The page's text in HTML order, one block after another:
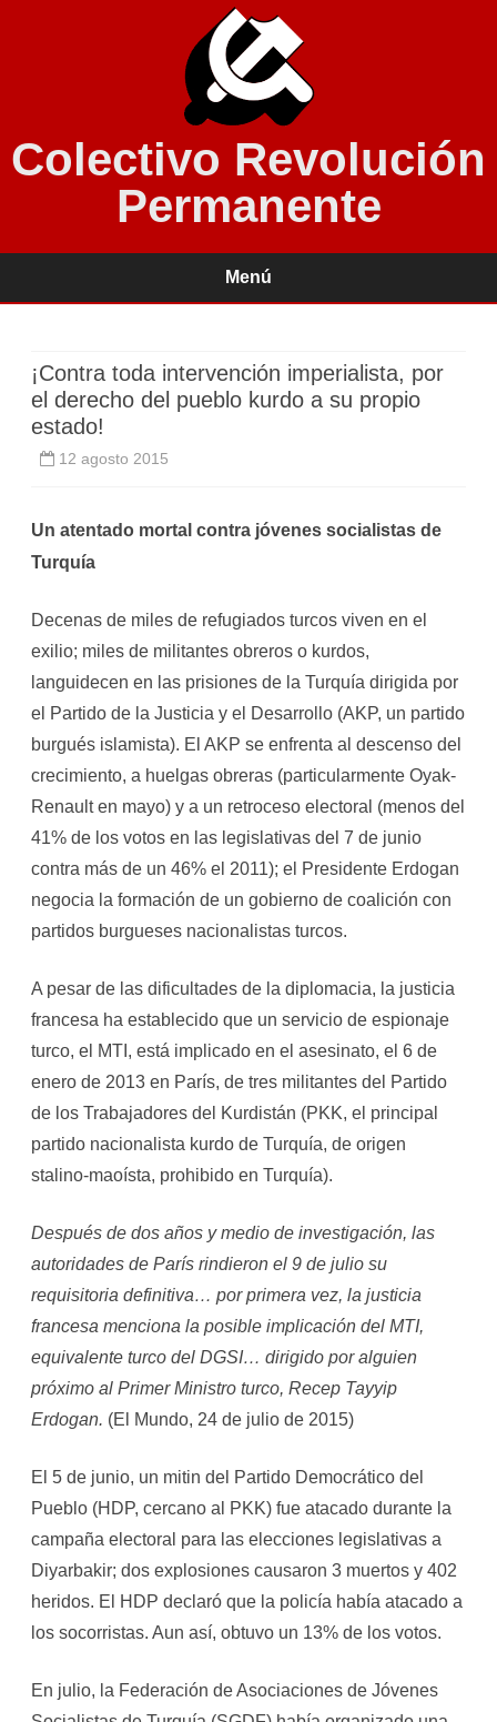
Colectivo Revolución
Permanente
Menú
¡Contra toda intervención imperialista, por
el derecho del pueblo kurdo a su propio
estado!
12 agosto 2015
Un atentado mortal contra jóvenes socialistas de
Turquía
Decenas de miles de refugiados turcos viven en el
exilio; miles de militantes obreros o kurdos,
languidecen en las prisiones de la Turquía dirigida por
el Partido de la Justicia y el Desarrollo (AKP, un partido
burgués islamista). El AKP se enfrenta al descenso del
crecimiento, a huelgas obreras (particularmente Oyak-
Renault en mayo) y a un retroceso electoral (menos del
41% de los votos en las legislativas del 7 de junio
contra más de un 46% el 2011); el Presidente Erdogan
negocia la formación de un gobierno de coalición con
partidos burgueses nacionalistas turcos.
A pesar de las dificultades de la diplomacia, la justicia
francesa ha establecido que un servicio de espionaje
turco, el MTI, está implicado en el asesinato, el 6 de
enero de 2013 en París, de tres militantes del Partido
de los Trabajadores del Kurdistán (PKK, el principal
partido nacionalista kurdo de Turquía, de origen
stalino-maoísta, prohibido en Turquía).
Después de dos años y medio de investigación, las
autoridades de París rindieron el 9 de julio su
requisitoria definitiva… por primera vez, la justicia
francesa menciona la posible implicación del MTI,
equivalente turco del DGSI… dirigido por alguien
próximo al Primer Ministro turco, Recep Tayyip
Erdogan. (El Mundo, 24 de julio de 2015)
El 5 de junio, un mitin del Partido Democrático del
Pueblo (HDP, cercano al PKK) fue atacado durante la
campaña electoral para las elecciones legislativas a
Diyarbakir; dos explosiones causaron 3 muertos y 402
heridos. El HDP declaró que la policía había atacado a
los socorristas. Aun así, obtuvo un 13% de los votos.
En julio, la Federación de Asociaciones de Jóvenes